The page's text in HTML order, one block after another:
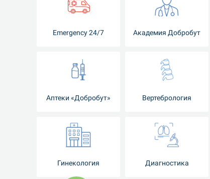
Emergency 24/7 Академия Добробут
Аптеки «Добробут» Вертебрология
Гинекология Диагностика